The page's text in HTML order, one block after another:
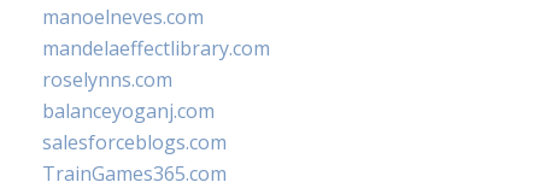
manoelneves.com
mandelaeffectlibrary.com
roselynns.com
balanceyoganj.com
salesforceblogs.com
TrainGames365.com